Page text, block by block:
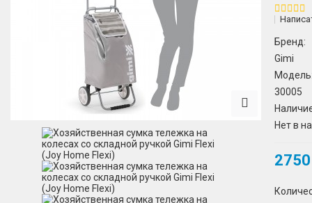
Бренд:
Gimi
30005
Нет в